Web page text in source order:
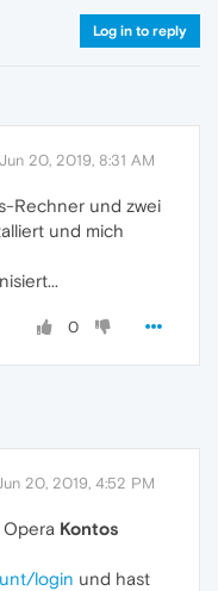
Log in to reply
Jun 20, 2019, 8:31 AM
Rechner und zwei
und mich
0
20, 2019, 4:52 PM
Kontos
login und hast